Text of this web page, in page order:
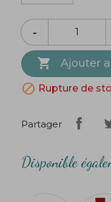
 Ajouter
 Rupture de
Partager
Disponible